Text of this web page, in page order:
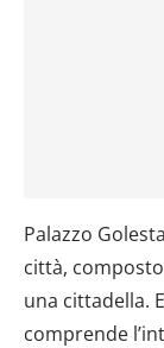
Palazzo
città,
una cittadella.
comprende